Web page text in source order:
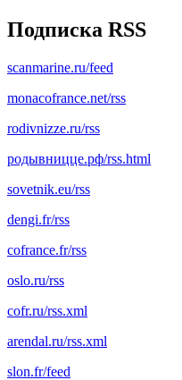
Подписка RSS
scanmarine.ru/feed
monacofrance.net/rss
rodivnizze.ru/rss
родывницце.рф/rss.html
sovetnik.eu/rss
dengi.fr/rss
cofrance.fr/rss
oslo.ru/rss
cofr.ru/rss.xml
arendal.ru/rss.xml
slon.fr/feed